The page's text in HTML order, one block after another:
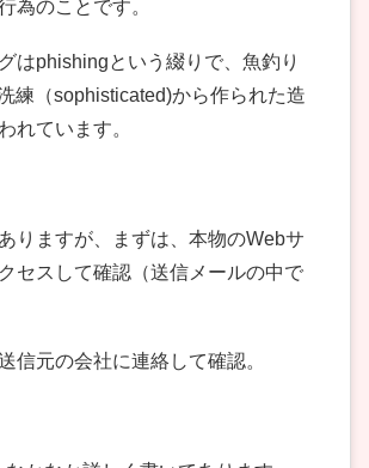
為のことです。
はphishingという綴りで、魚釣り
練（sophisticated)から作られた造
れています。
りますが、まずは、本物のWebサ
セスして確認（送信メールの中で
信元の会社に連絡して確認。